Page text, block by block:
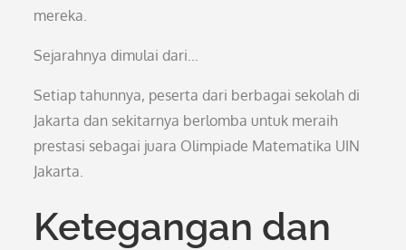
mereka.
Sejarahnya dimulai dari…
Setiap tahunnya, peserta dari berbagai sekolah di
Jakarta dan sekitarnya berlomba untuk meraih
prestasi sebagai juara Olimpiade Matematika UIN
Jakarta.
Ketegangan dan